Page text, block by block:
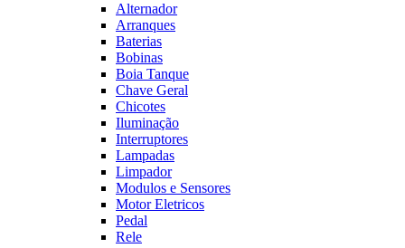
Alternador
Arranques
Baterias
Bobinas
Boia Tanque
Chave Geral
Chicotes
Iluminação
Interruptores
Lampadas
Limpador
Modulos e Sensores
Motor Eletricos
Pedal
Rele